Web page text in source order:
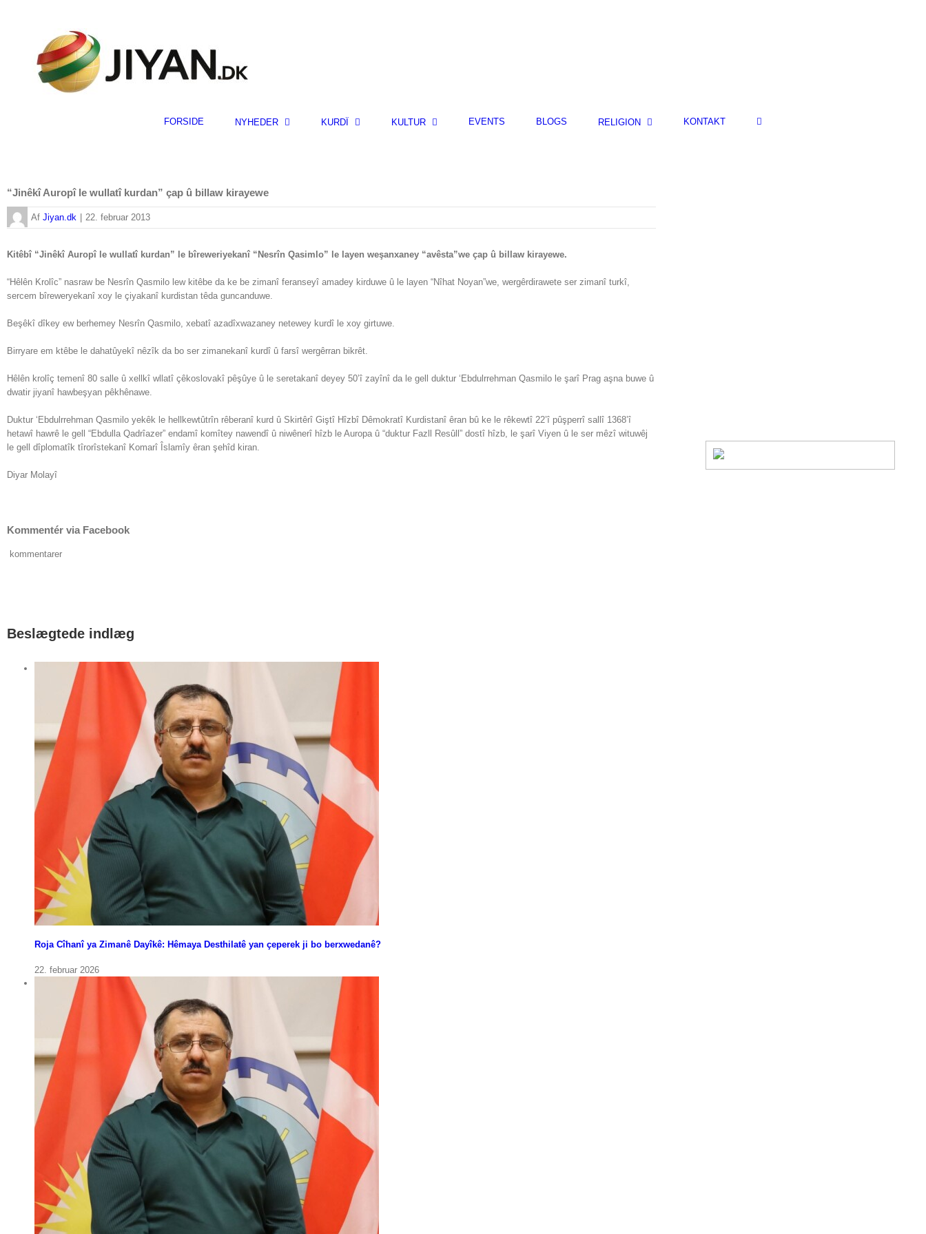
FORSIDE NYHEDER KURDÎ KULTUR EVENTS BLOGS RELIGION KONTAKT
“Jinêkî Auropî le wullatî kurdan” çap û billaw kirayewe
By Jiyan.dk 22. februar 2013
Kitêbî “Jinêkî Auropî le wullatî kurdan” le bîreweriyekanî “Nesrîn Qasimlo” le layen weşanxaney “avêsta”we çap û billaw kirayewe.
“Hêlên Krolîc” nasraw be Nesrîn Qasmilo lew kitêbe da ke be zimanî feranseyî amadey kirduwe û le layen “Nîhat Noyan”we, wergêrdirawete ser zimanî turkî,
sercem bîreweryekanî xoy le çiyakanî kurdistan têda guncanduwe.
Beşêkî dîkey ew berhemey Nesrîn Qasmilo, xebatî azadîxwazaney netewey kurdî le xoy girtuwe.
Birryare em ktêbe le dahatûyekî nêzîk da bo ser zimanekanî kurdî û farsî wergêrran bikrêt.
Hêlên krolîç temenî 80 salle û xellkî wllatî çêkoslovakî pêşûye û le seretakanî deyey 50’î zayînî da le gell duktur ‘Ebdulrrehman Qasmilo le şarî Prag aşna buwe û
dwatir jiyanî hawbeşyan pêkhênawe.
Duktur ‘Ebdulrrehman Qasmilo yekêk le hellkewtûtrîn rêberanî kurd û Skirtêrî Giştî Hîzbî Dêmokratî Kurdistanî êran bû ke le rêkewtî 22’î pûşperrî sallî 1368’î
hetawî hawrê le gell “Ebdulla Qadrîazer” endamî komîtey nawendî û niwênerî hîzb le Auropa û “duktur Fazll Resûll” dostî hîzb, le şarî Viyen û le ser mêzî wituwêj
le gell dîplomatîk tîrorîstekanî Komarî Îslamîy êran şehîd kiran.
Diyar Molayî
Kommentér via Facebook
kommentarer
Beslægtede indlæg
Roja Cîhanî ya Zimanê Dayîkê: Hêmaya Desthilatê yan çeperek ji bo berxwedanê?
22. februar 2026